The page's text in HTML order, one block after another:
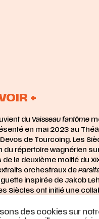
+
du Vaisseau fantôme
en mai 2023 au
de Tourcoing. Les
du répertoire wagnérien
la deuxième moitié du
orchestraux de
inspirée de Jakob
Siècles ont initié une
des cookies sur